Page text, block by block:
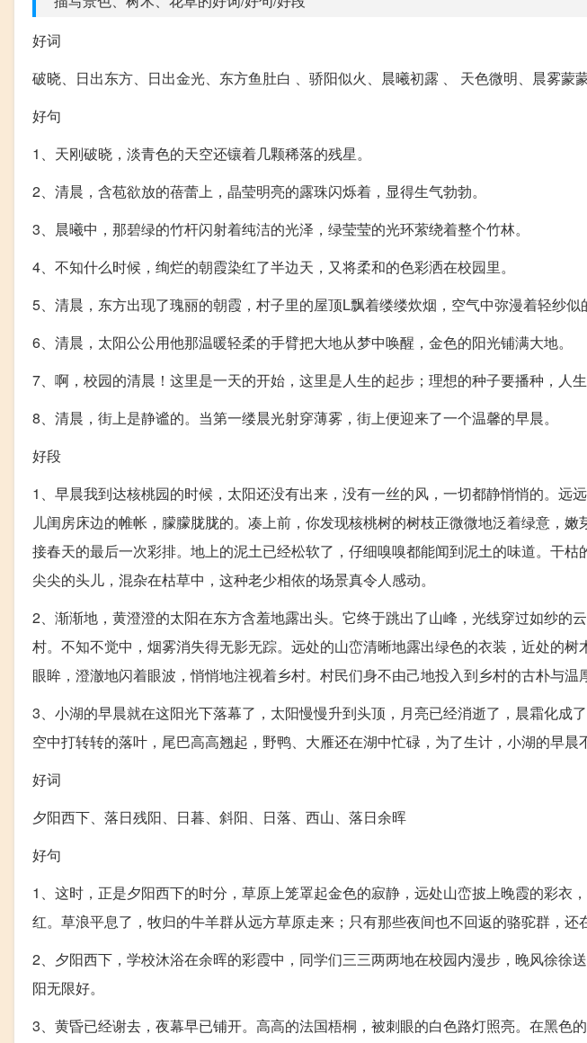
好词
破晓、日出东方、日出金光、东方鱼肚白 、骄阳似火、晨曦初露 、 天色微明、晨雾蒙
好句
1、天刚破晓，淡青色的天空还镶着几颗稀落的残星。
2、清晨，含苞欲放的蓓蕾上，晶莹明亮的露珠闪烁着，显得生气勃勃。
3、晨曦中，那碧绿的竹杆闪射着纯洁的光泽，绿莹莹的光环萦绕着整个竹林。
4、不知什么时候，绚烂的朝霞染红了半边天，又将柔和的色彩洒在校园里。
5、清晨，东方出现了瑰丽的朝霞，村子里的屋顶L飘着缕缕炊烟，空气中弥漫着轻纱似
6、清晨，太阳公公用他那温暖轻柔的手臂把大地从梦中唤醒，金色的阳光铺满大地。
7、啊，校园的清晨！这里是一天的开始，这里是人生的起步；理想的种子要播种，人生
8、清晨，街上是静谧的。当第一缕晨光射穿薄雾，街上便迎来了一个温馨的早晨。
好段
1、早晨我到达核桃园的时候，太阳还没有出来，没有一丝的风，一切都静悄悄的。远
儿闺房床边的帷帐，朦朦胧胧的。凑上前，你发现核桃树的树枝正微微地泛着绿意，
接春天的最后一次彩排。地上的泥土已经松软了，仔细嗅嗅都能闻到泥土的味道。干
尖尖的头儿，混杂在枯草中，这种老少相依的场景真令人感动。
2、渐渐地，黄澄澄的太阳在东方含羞地露出头。它终于跳出了山峰，光线穿过如纱的
村。不知不觉中，烟雾消失得无影无踪。远处的山峦清晰地露出绿色的衣装，近处的
眼眸，澄澈地闪着眼波，悄悄地注视着乡村。村民们身不由己地投入到乡村的古朴与温
3、小湖的早晨就在这阳光下落幕了，太阳慢慢升到头顶，月亮已经消逝了，晨霜化成
空中打转转的落叶，尾巴高高翘起，野鸭、大雁还在湖中忙碌，为了生计，小湖的早晨
好词
夕阳西下、落日残阳、日暮、斜阳、日落、西山、落日余晖
好句
1、这时，正是夕阳西下的时分，草原上笼罩起金色的寂静，远处山峦披上晚霞的彩衣
红。草浪平息了，牧归的牛羊群从远方草原走来；只有那些夜间也不回返的骆驼群，还
2、夕阳西下，学校沐浴在余晖的彩霞中，同学们三三两两地在校园内漫步，晚风徐徐
阳无限好。
3、黄昏已经谢去，夜幕早已铺开。高高的法国梧桐，被刺眼的白色路灯照亮。在黑色